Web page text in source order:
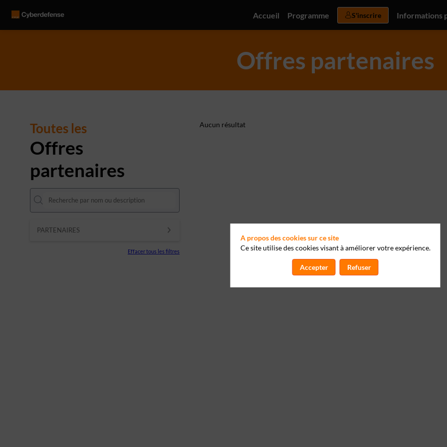
Accueil Programme S'inscrire Informations
Offres partenaires
Toutes les
Offres
partenaires
PARTENAIRES
Effacer tous les filtres
Aucun résultat
A propos des cookies sur ce site
Ce site utilise des cookies visant à améliorer votre expérience.
Accepter Refuser